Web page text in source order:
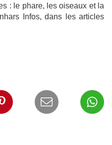
: le phare, les oiseaux et la
Infos, dans les articles